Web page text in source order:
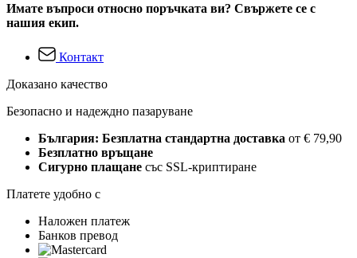
Имате въпроси относно поръчката ви? Свържете се с
нашия екип.
Контакт
Доказано качество
Безопасно и надеждно пазаруване
България: Безплатна стандартна доставка от € 79,90
Безплатно връщане
Сигурно плащане със SSL-криптиране
Платете удобно с
Наложен платеж
Банков превод